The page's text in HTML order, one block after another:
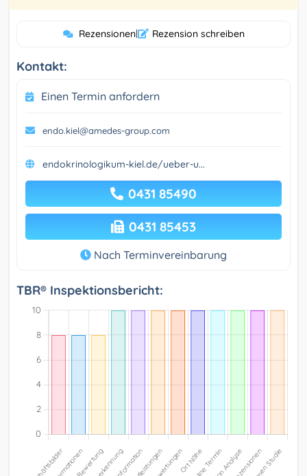
Rezensionen| Rezension schreiben
Kontakt:
Einen Termin anfordern
endo.kiel@amedes-group.com
endokrinologikum-kiel.de/ueber-u...
0431 85490
0431 85453
Nach Terminvereinbarung
TBR® Inspektionsbericht: